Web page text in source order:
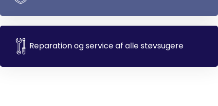
Reparation og service af alle støvsugere